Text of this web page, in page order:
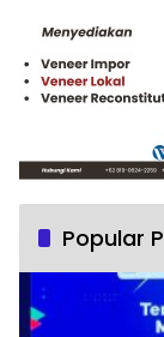
Popular